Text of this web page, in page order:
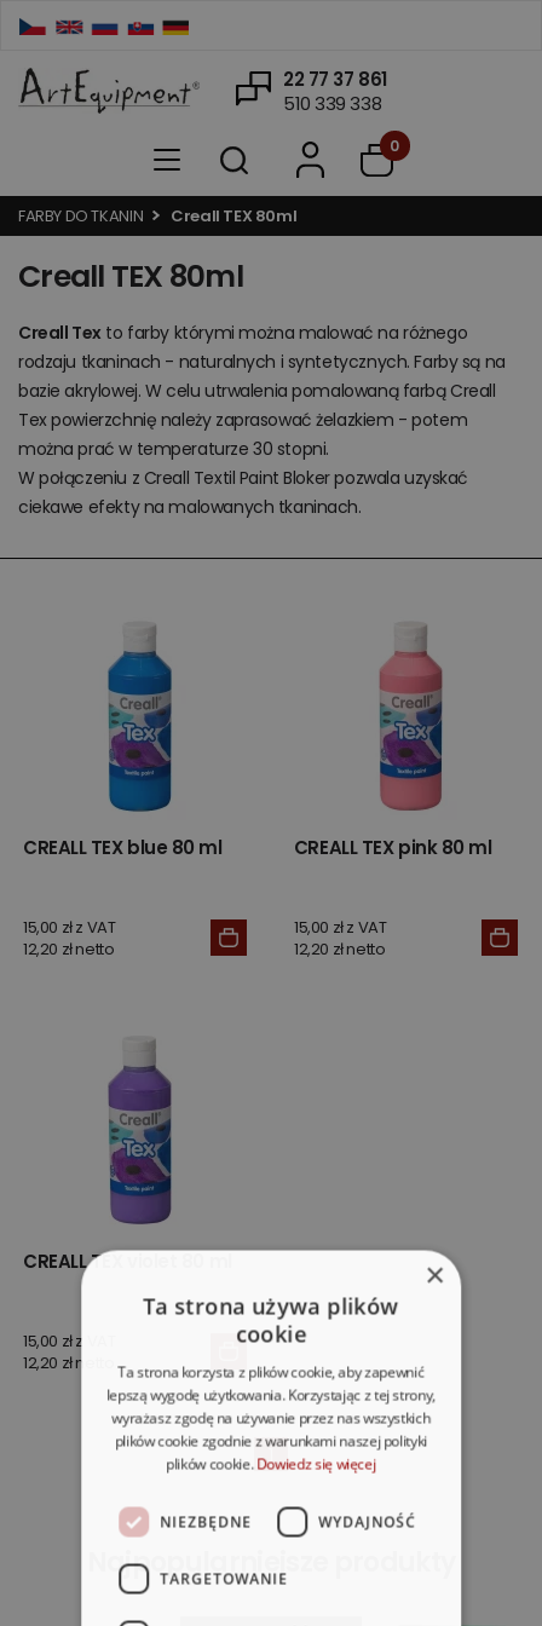
22 77 37 861
510 339 338
0
FARBY DO TKANIN Creall TEX 80ml
Creall TEX 80ml
Creall Tex to farby którymi można malować na różnego
rodzaju tkaninach - naturalnych i syntetycznych. Farby są na
bazie akrylowej. W celu utrwalenia pomalowaną farbą Creall
Tex powierzchnię należy zaprasować żelazkiem - potem
można prać w temperaturze 30 stopni.
W połączeniu z Creall Textil Paint Bloker pozwala uzyskać
ciekawe efekty na malowanych tkaninach.
CREALL TEX blue 80 ml
15,00 zł z VAT
12,20 zł netto
CREALL TEX pink 80 ml
15,00 zł z VAT
12,20 zł netto
CREALL TEX violet 80 ml
15,00 zł z VAT
12,20 zł netto
1
Najpopularniejsze produkty
×
Ta strona używa plików
cookie
Ta strona korzysta z plików cookie, aby zapewnić
lepszą wygodę użytkowania. Korzystając z tej strony,
wyrażasz zgodę na używanie przez nas wszystkich
plików cookie zgodnie z warunkami naszej polityki
plików cookie.Dowiedz się więcej
NIEZBĘDNE WYDAJNOŚĆ
TARGETOWANIE